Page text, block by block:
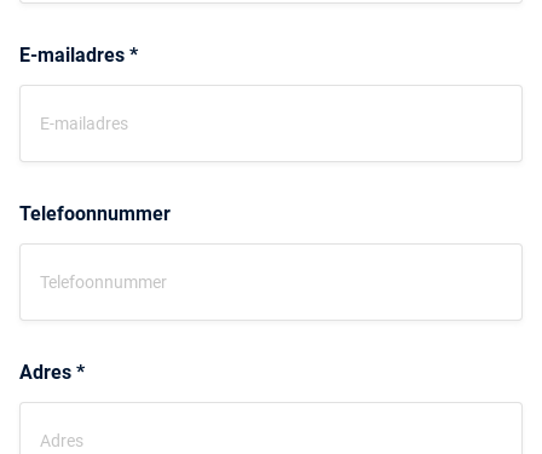
E-mailadres *
Telefoonnummer
Adres *